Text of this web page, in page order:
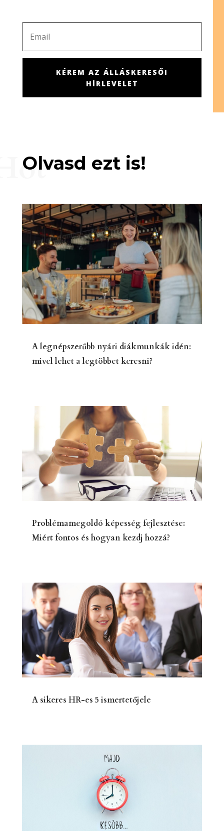
KÉREM AZ ÁLLÁSKERESŐI
HÍRLEVELET
Olvasd ezt is!
A legnépszerűbb nyári diákmunkák idén:
mivel lehet a legtöbbet keresni?
Problémamegoldó képesség fejlesztése:
Miért fontos és hogyan kezdj hozzá?
A sikeres HR-es 5 ismertetőjele